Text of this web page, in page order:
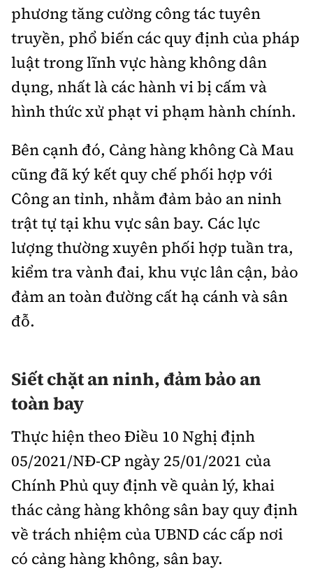
phương tăng cường công tác tuyên
truyền, phổ biến các quy định của pháp
luật trong lĩnh vực hàng không dân
dụng, nhất là các hành vi bị cấm và
hình thức xử phạt vi phạm hành chính.
Bên cạnh đó, Cảng hàng không Cà Mau
cũng đã ký kết quy chế phối hợp với
Công an tỉnh, nhằm đảm bảo an ninh
trật tự tại khu vực sân bay. Các lực
lượng thường xuyên phối hợp tuần tra,
kiểm tra vành đai, khu vực lân cận, bảo
đảm an toàn đường cất hạ cánh và sân
đỗ.
Siết chặt an ninh, đảm bảo an
toàn bay
Thực hiện theo Điều 10 Nghị định
05/2021/NĐ-CP ngày 25/01/2021 của
Chính Phủ quy định về quản lý, khai
thác cảng hàng không sân bay quy định
về trách nhiệm của UBND các cấp nơi
có cảng hàng không, sân bay.